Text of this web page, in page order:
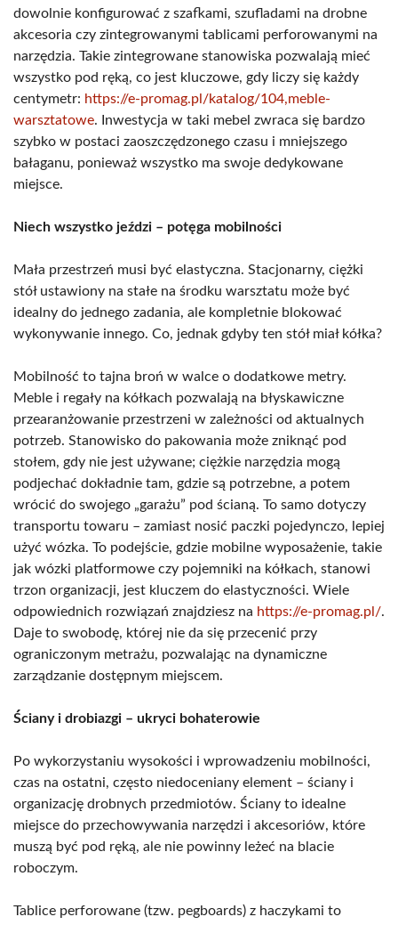
dowolnie konfigurować z szafkami, szufladami na drobne
akcesoria czy zintegrowanymi tablicami perforowanymi na
narzędzia. Takie zintegrowane stanowiska pozwalają mieć
wszystko pod ręką, co jest kluczowe, gdy liczy się każdy
centymetr: https://e-promag.pl/katalog/104,meble-
warsztatowe. Inwestycja w taki mebel zwraca się bardzo
szybko w postaci zaoszczędzonego czasu i mniejszego
bałaganu, ponieważ wszystko ma swoje dedykowane
miejsce.
Niech wszystko jeździ – potęga mobilności
Mała przestrzeń musi być elastyczna. Stacjonarny, ciężki
stół ustawiony na stałe na środku warsztatu może być
idealny do jednego zadania, ale kompletnie blokować
wykonywanie innego. Co, jednak gdyby ten stół miał kółka?
Mobilność to tajna broń w walce o dodatkowe metry.
Meble i regały na kółkach pozwalają na błyskawiczne
przearanżowanie przestrzeni w zależności od aktualnych
potrzeb. Stanowisko do pakowania może zniknąć pod
stołem, gdy nie jest używane; ciężkie narzędzia mogą
podjechać dokładnie tam, gdzie są potrzebne, a potem
wrócić do swojego „garażu” pod ścianą. To samo dotyczy
transportu towaru – zamiast nosić paczki pojedynczo, lepiej
użyć wózka. To podejście, gdzie mobilne wyposażenie, takie
jak wózki platformowe czy pojemniki na kółkach, stanowi
trzon organizacji, jest kluczem do elastyczności. Wiele
odpowiednich rozwiązań znajdziesz na https://e-promag.pl/.
Daje to swobodę, której nie da się przecenić przy
ograniczonym metrażu, pozwalając na dynamiczne
zarządzanie dostępnym miejscem.
Ściany i drobiazgi – ukryci bohaterowie
Po wykorzystaniu wysokości i wprowadzeniu mobilności,
czas na ostatni, często niedoceniany element – ściany i
organizację drobnych przedmiotów. Ściany to idealne
miejsce do przechowywania narzędzi i akcesoriów, które
muszą być pod ręką, ale nie powinny leżeć na blacie
roboczym.
Tablice perforowane (tzw. pegboards) z haczykami to